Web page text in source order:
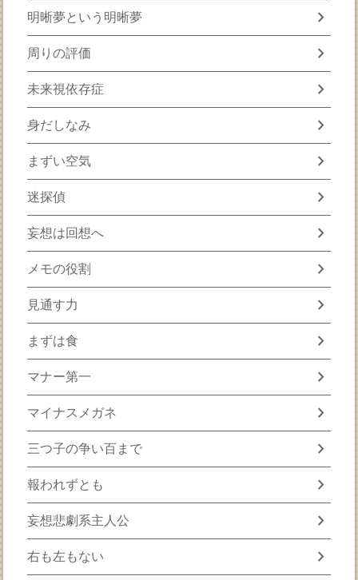
明晰夢という明晰夢 chevron_right
周りの評価 chevron_right
未来視依存症 chevron_right
身だしなみ chevron_right
まずい空気 chevron_right
迷探偵 chevron_right
妄想は回想へ chevron_right
メモの役割 chevron_right
見通す力 chevron_right
まずは食 chevron_right
マナー第一 chevron_right
マイナスメガネ chevron_right
三つ子の争い百まで chevron_right
報われずとも chevron_right
妄想悲劇系主人公 chevron_right
右も左もない chevron_right